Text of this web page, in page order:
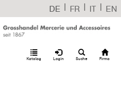
DE | FR | IT | EN
Firma
Suche
Login
Katalog